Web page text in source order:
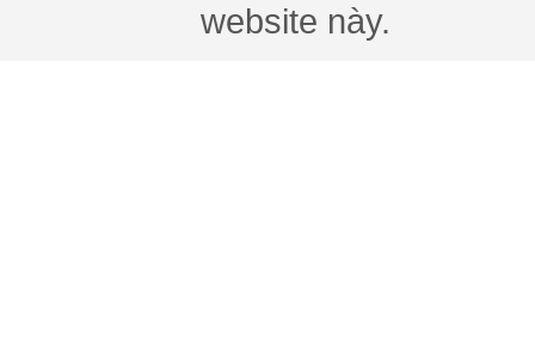
website này.